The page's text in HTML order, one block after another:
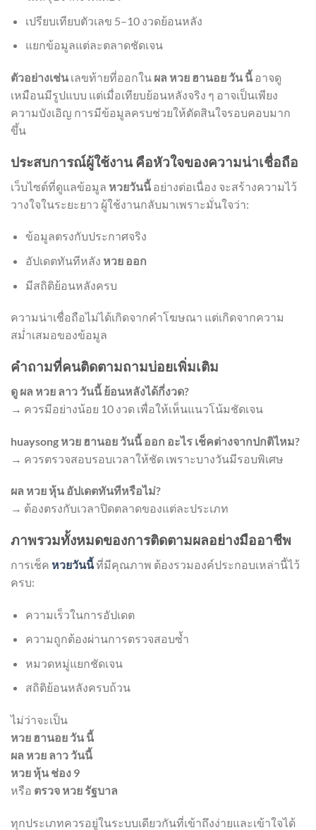
เปรียบเทียบตัวเลข 5–10 งวดย้อนหลัง
แยกข้อมูลแต่ละตลาดชัดเจน
ตัวอย่างเช่น เลขท้ายที่ออกใน ผล หวย ฮานอย วัน นี้ อาจดู
เหมือนมีรูปแบบ แต่เมื่อเทียบย้อนหลังจริง ๆ อาจเป็นเพียง
ความบังเอิญ การมีข้อมูลครบช่วยให้ตัดสินใจรอบคอบมาก
ขึ้น
ประสบการณ์ผู้ใช้งาน คือหัวใจของความน่าเชื่อถือ
เว็บไซต์ที่ดูแลข้อมูล หวยวันนี้ อย่างต่อเนื่อง จะสร้างความไว้
วางใจในระยะยาว ผู้ใช้งานกลับมาเพราะมั่นใจว่า:
ข้อมูลตรงกับประกาศจริง
อัปเดตทันทีหลัง หวย ออก
มีสถิติย้อนหลังครบ
ความน่าเชื่อถือไม่ได้เกิดจากคำโฆษณา แต่เกิดจากความ
สม่ำเสมอของข้อมูล
คำถามที่คนติดตามถามบ่อยเพิ่มเติม
ดู ผล หวย ลาว วันนี้ ย้อนหลังได้กี่งวด?
→ ควรมีอย่างน้อย 10 งวด เพื่อให้เห็นแนวโน้มชัดเจน
huaysong หวย ฮานอย วันนี้ ออก อะไร เช็คต่างจากปกติไหม?
→ ควรตรวจสอบรอบเวลาให้ชัด เพราะบางวันมีรอบพิเศษ
ผล หวย หุ้น อัปเดตทันทีหรือไม่?
→ ต้องตรงกับเวลาปิดตลาดของแต่ละประเภท
ภาพรวมทั้งหมดของการติดตามผลอย่างมืออาชีพ
การเช็ค หวยวันนี้ที่มีคุณภาพ ต้องรวมองค์ประกอบเหล่านี้ไว้
ครบ:
ความเร็วในการอัปเดต
ความถูกต้องผ่านการตรวจสอบซ้ำ
หมวดหมู่แยกชัดเจน
สถิติย้อนหลังครบถ้วน
ไม่ว่าจะเป็น
หวย ฮานอย วัน นี้
ผล หวย ลาว วันนี้
หวย หุ้น ช่อง 9
หรือ ตรวจ หวย รัฐบาล
ทุกประเภทควรอยู่ในระบบเดียวกันที่เข้าถึงง่ายและเข้าใจได้